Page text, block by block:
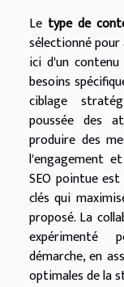
Le type de
sélectionné pour
ici d'un
besoins
ciblage
poussée des
produire des
l'engagement
SEO pointue
clés qui
proposé. La
expérimenté
démarche, en
optimales de la